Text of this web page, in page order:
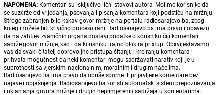
NAPOMENA: Komentari su isključivo lični stavovi autora. Molimo korisnike da
se suzdrže od vrijeđanja, psovanja i pisanja komentara koji podstiču na mržnju.
Strogo zabranjen bilo kakav govor mržnje na portalu radiosarajevo.ba, zbog
kojeg možete biti krivično procesuirani. Radiosarajevo.ba ima pravo i obavezu
da na zahtjev zvaničnih organa dostavi podatke o korisniku čiji komentari
sadrže govor mržnje, kao i da korisniku trajno blokira pristup. Obaviještavamo
vas da svaki čitatelj dobrovoljno pristupa čitanju i kreiranju komentara i
prihvata mogućnost da neki komentari mogu sadržavati narativ koji je u
suprotnosti sa vjerskim, nacionalnim, moralnim i drugim načelima.
Radiosarajevo.ba ima pravo da obriše sporne ili prijavljene komentare bez
najave i objašnjenja. Radiosarajevo.ba koristi automatski sistem prepoznavanja
i uklanjanja govora mržnje i drugih neprimjerenih sadržaja u komentarima.